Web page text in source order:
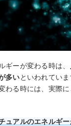
ギーが変わる時は、
多いといわれてい
わる時には、実際
ュアルのエネルギ